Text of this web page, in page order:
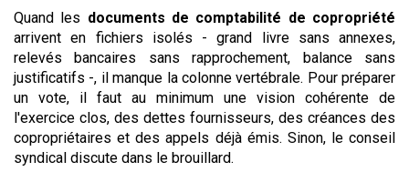
Quand les documents de comptabilité de copropriété
arrivent en fichiers isolés - grand livre sans annexes,
relevés bancaires sans rapprochement, balance sans
justificatifs -, il manque la colonne vertébrale. Pour préparer
un vote, il faut au minimum une vision cohérente de
l'exercice clos, des dettes fournisseurs, des créances des
copropriétaires et des appels déjà émis. Sinon, le conseil
syndical discute dans le brouillard.